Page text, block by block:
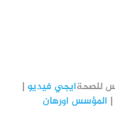
ايجي فيديو |
| المؤسس اورهان